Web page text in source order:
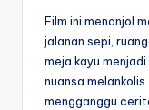
Film ini menonjol
jalanan sepi,
meja kayu
nuansa
mengganggu